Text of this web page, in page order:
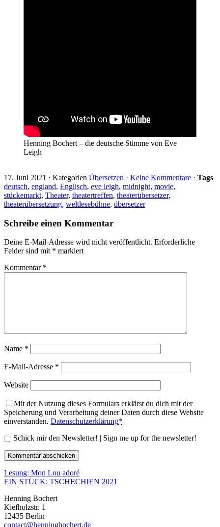
Henning Bochert – die deutsche Stimme von Eve
Leigh
17. Juni 2021 · Kategorien Übersetzen · Keine Kommentare · Tags
deutsch, england, Englisch, eve leigh, midnight, movie,
stückemarkt, Theater, theatertreffen, theaterübersetzer,
theaterübersetzung, weltlesebühne, übersetzer
Schreibe einen Kommentar
Deine E-Mail-Adresse wird nicht veröffentlicht. Erforderliche
Felder sind mit * markiert
Kommentar *
Name *
E-Mail-Adresse *
Website
Mit der Nutzung dieses Formulars erklärst du dich mit der
Speicherung und Verarbeitung deiner Daten durch diese Website
einverstanden. Datenschutzerklärung*
Schick mir den Newsletter! | Sign me up for the newsletter!
Lesung: Mon Lou adoré
EIN STÜCK: TSCHECHIEN 2021
Henning Bochert
Kiefholzstr. 1
12435 Berlin
contact@henningbochert.de